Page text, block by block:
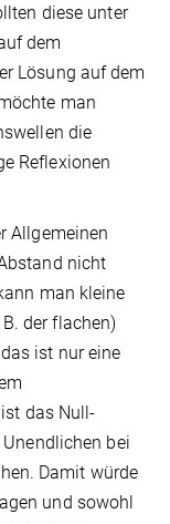
diese unter
dem
Lösung auf dem
man
die
Reflexionen
Allgemeinen
nicht
man kleine
der flachen)
ist nur eine
das Null-
bei
Damit würde
und sowohl